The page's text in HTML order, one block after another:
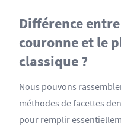
Différence
couronne et le
classique ?
Nous pouvons
méthodes de facettes
pour remplir